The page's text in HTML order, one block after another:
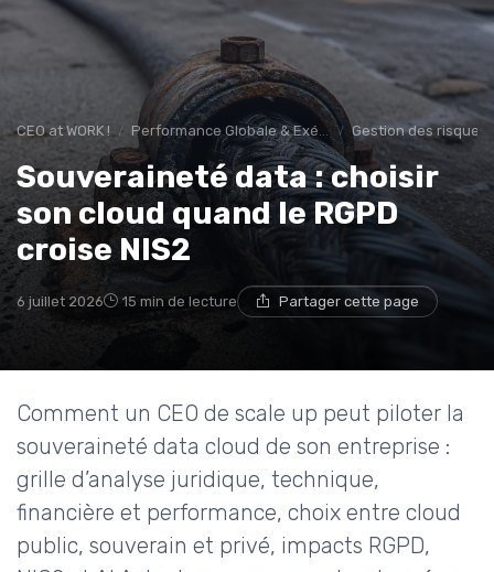
CEO at WORK ! Performance Globale & Exécution Gestion des risques
Souveraineté data : choisir
son cloud quand le RGPD
croise NIS2
6 juillet 2026 15 min de lecture Partager cette page
Comment un CEO de scale up peut piloter la
souveraineté data cloud de son entreprise :
grille d’analyse juridique, technique,
financière et performance, choix entre cloud
public, souverain et privé, impacts RGPD,